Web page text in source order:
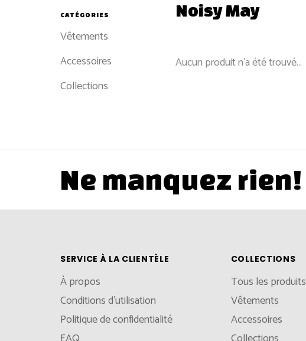
CATÉGORIES
Vêtements
Accessoires
Collections
Noisy May
Aucun produit n'a été trouvé...
Ne manquez rien!
SERVICE À LA CLIENTÈLE
À propos
Conditions d'utilisation
Politique de confidentialité
COLLECTIONS
Tous les produits
Vêtements
Accessoires